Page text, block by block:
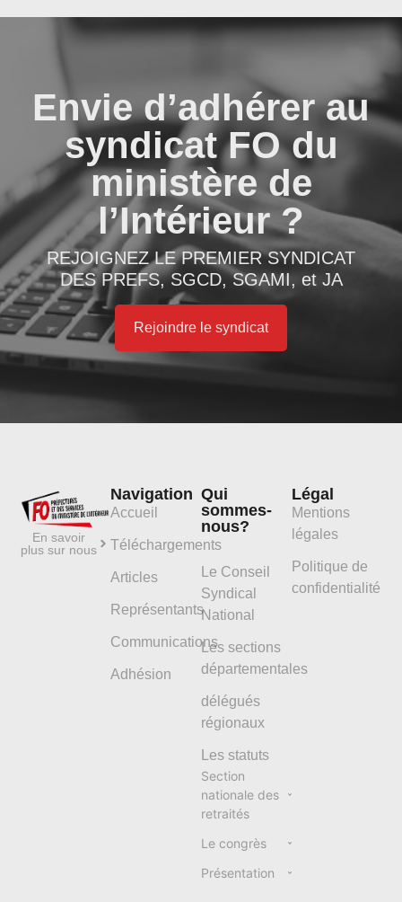
Envie d’adhérer au
syndicat FO du
ministère de
l’Intérieur ?
REJOIGNEZ LE PREMIER SYNDICAT
DES PREFS, SGCD, SGAMI, et JA
Rejoindre le syndicat
En savoir
plus sur nous
Navigation
Accueil
Téléchargements
Articles
Représentants
Communications
Adhésion
Qui
sommes-
nous?
Le Conseil
Syndical
National
Les sections
départementales
délégués
régionaux
Les statuts
Section
nationale des
retraités
Le congrès
Présentation
Légal
Mentions
légales
Politique de
confidentialité